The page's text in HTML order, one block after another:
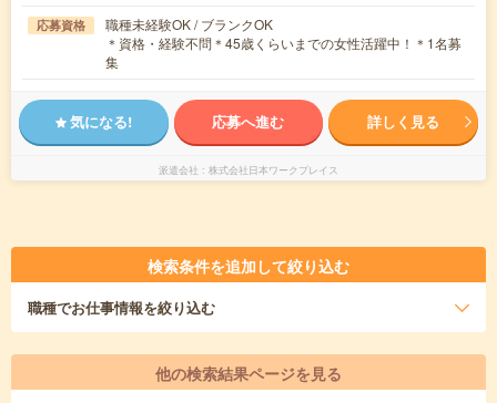
応募資格
職種未経験OK / ブランクOK
＊資格・経験不問＊45歳くらいまでの女性活躍中！＊1名募
集
気になる! 応募へ進む 詳しく見る
派遣会社 株式会社日本ワークプレイス
検索条件を追加して絞り込む
職種でお仕事情報を絞り込む
他の検索結果ページを見る